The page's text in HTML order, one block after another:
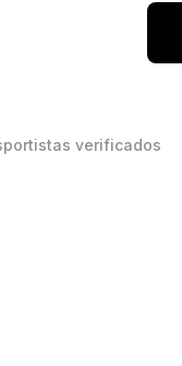
verificados